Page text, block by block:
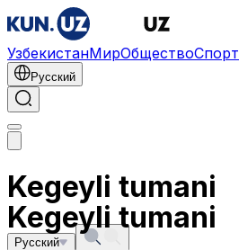
УзбекистанМирОбществоСпорт
Русский
Kegeyli tumani
Русский
Kegeyli tumani